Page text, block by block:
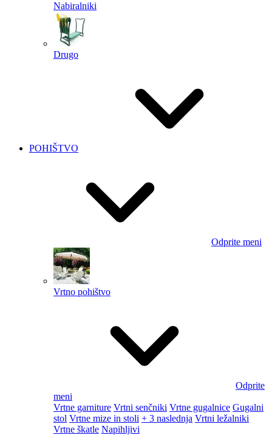
Nabiralniki
Drugo
POHIŠTVO
Odprite meni
Vrtno pohištvo
Odprite
meni
Vrtne garniture Vrtni senčniki Vrtne gugalnice Gugalni
stol Vrtne mize in stoli + 3 naslednja Vrtni ležalniki
Vrtne škatle Napihljivi